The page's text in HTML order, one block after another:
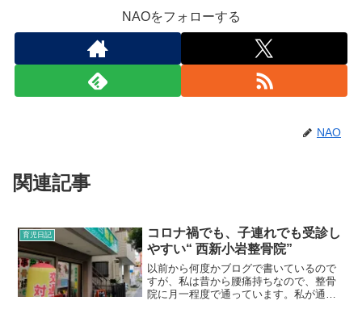
NAOをフォローする
NAO
関連記事
育児日記
コロナ禍でも、子連れでも受診し
やすい“ 西新小岩整骨院”
以前から何度かブログで書いているので
すが、私は昔から腰痛持ちなので、整骨
院に月一程度で通っています。私が通っ